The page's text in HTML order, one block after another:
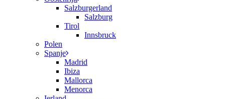
Salzburgerland
Salzburg
Tirol
Innsbruck
Polen
Spanje
Madrid
Ibiza
Mallorca
Menorca